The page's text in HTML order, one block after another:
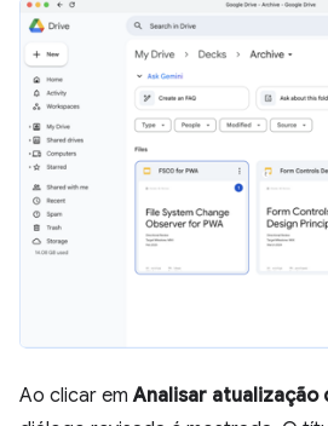
Ao clicar emAnalisar atualização